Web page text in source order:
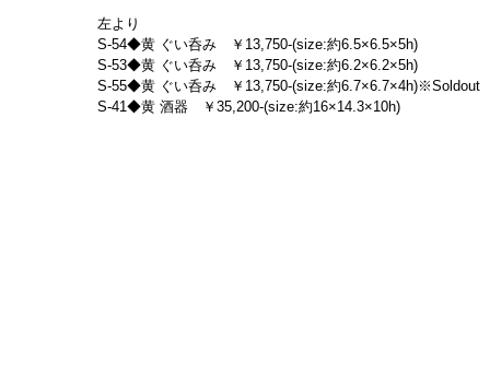
左より
S-54◆黄 ぐい呑み　￥13,750-(size:約6.5×6.5×5h)
S-53◆黄 ぐい呑み　￥13,750-(size:約6.2×6.2×5h)
S-55◆黄 ぐい呑み　￥13,750-(size:約6.7×6.7×4h)※Soldout
S-41◆黄 酒器　￥35,200-(size:約16×14.3×10h)